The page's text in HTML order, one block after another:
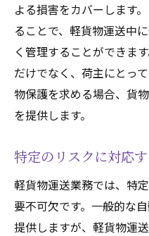
よる損害をカバーします
ることで、軽貨物運送中
く管理することができま
だけでなく、荷主にとっ
物保護を求める場合、貨
を提供します。
特定のリスクに対応
軽貨物運送業務では、特
要不可欠です。一般的な
提供しますが、軽貨物運